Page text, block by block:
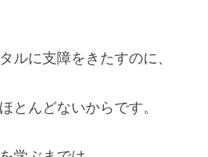
ルに支障をきたすのに、
とんどないからです。